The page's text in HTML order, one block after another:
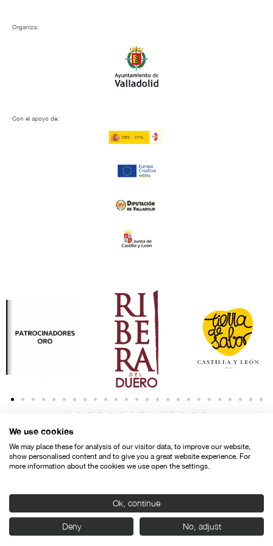
Organiza:
Con el apoyo de:
Política de privacidad Política de cookies
© SEMINCI – Semana Internacional de Cine de Valladolid International
We use cookies
We may place these for analysis of our visitor data, to improve our website,
show personalised content and to give you a great website experience. For
more information about the cookies we use open the settings.
Ok, continue
Deny No, adjust